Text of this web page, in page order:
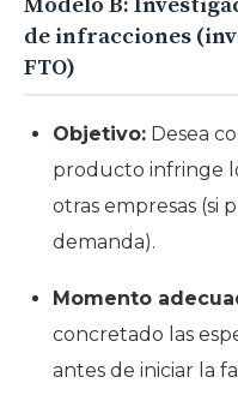
Modelo B:
de infracciones
FTO)
Objetivo: Desea
producto infringe
otras empresas (si
demanda).
Momento
concretado las
antes de iniciar la